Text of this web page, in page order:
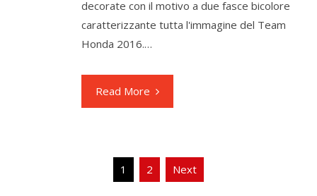
decorate con il motivo a due fasce bicolore
caratterizzante tutta l'immagine del Team
Honda 2016.…
Read More
1 2 Next